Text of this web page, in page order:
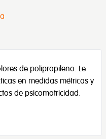
de polipropileno. Le
en medidas métricas y
de psicomotricidad.